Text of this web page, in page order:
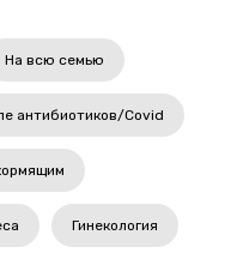
На всю семью
антибиотиков/Covid
Гинекология